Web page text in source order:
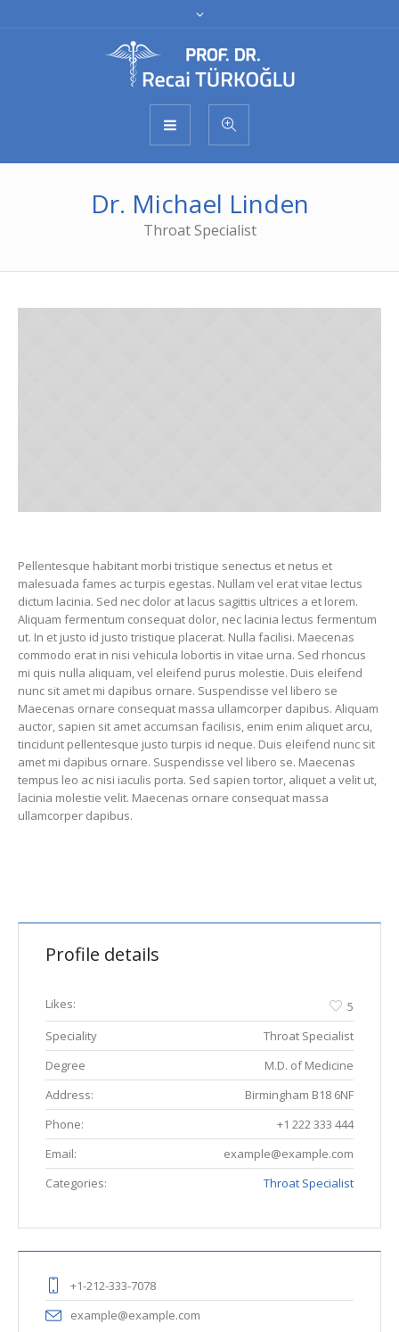
Dr. Michael Linden
Throat Specialist
Pellentesque habitant morbi tristique senectus et netus et
malesuada fames ac turpis egestas. Nullam vel erat vitae lectus
dictum lacinia. Sed nec dolor at lacus sagittis ultrices a et lorem.
Aliquam fermentum consequat dolor, nec lacinia lectus fermentum
ut. In et justo id justo tristique placerat. Nulla facilisi. Maecenas
commodo erat in nisi vehicula lobortis in vitae urna. Sed rhoncus
mi quis nulla aliquam, vel eleifend purus molestie. Duis eleifend
nunc sit amet mi dapibus ornare. Suspendisse vel libero se
Maecenas ornare consequat massa ullamcorper dapibus. Aliquam
auctor, sapien sit amet accumsan facilisis, enim enim aliquet arcu,
tincidunt pellentesque justo turpis id neque. Duis eleifend nunc sit
amet mi dapibus ornare. Suspendisse vel libero se. Maecenas
tempus leo ac nisi iaculis porta. Sed sapien tortor, aliquet a velit ut,
lacinia molestie velit. Maecenas ornare consequat massa
ullamcorper dapibus.
Profile details
Likes:
5
Speciality
Throat Specialist
Degree
M.D. of Medicine
Address:
Birmingham B18 6NF
Phone:
+1 222 333 444
Email:
example@example.com
Categories:
Throat Specialist
+1-212-333-7078
example@example.com